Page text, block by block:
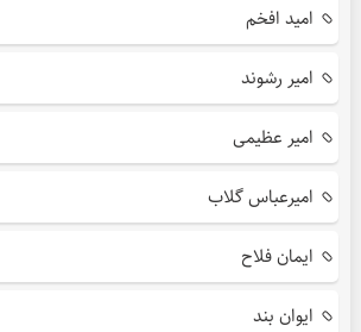
امید افخم
امیر رشوند
امیر عظیمی
امیرعباس گلاب
ایمان فلاح
ایوان بند